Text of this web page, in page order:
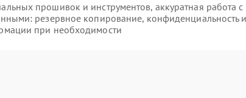
прошивок и инструментов, аккуратная работа с
резервное копирование, конфиденциальность и
при необходимости